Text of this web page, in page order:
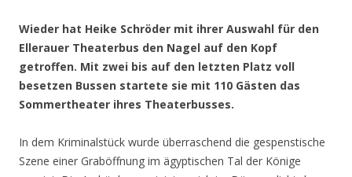
Wieder hat Heike Schröder mit ihrer Auswahl für den
Ellerauer Theaterbus den Nagel auf den Kopf
getroffen. Mit zwei bis auf den letzten Platz voll
besetzen Bussen startete sie mit 110 Gästen das
Sommertheater ihres Theaterbusses.
In dem Kriminalstück wurde überraschend die gespenstische
Szene einer Graböffnung im ägyptischen Tal der Könige